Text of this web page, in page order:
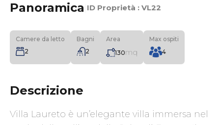
Panoramica ID Proprietà : VL22
Camere da letto
2
Bagni
2
Area
130mq
Max ospiti
4
Descrizione
Villa Laureto è un’elegante villa immersa nel